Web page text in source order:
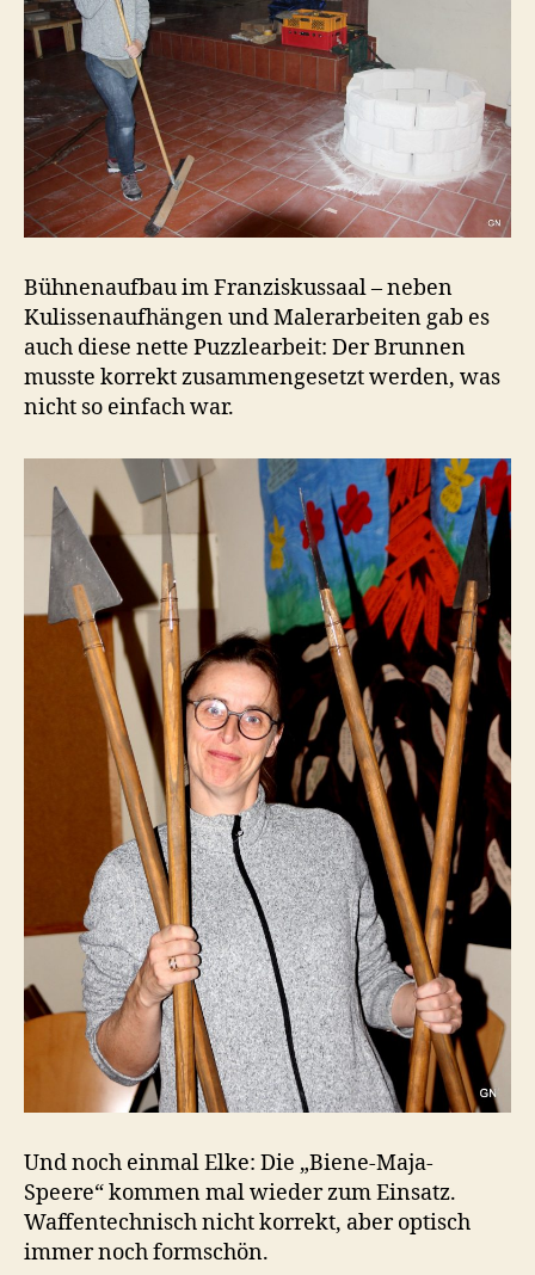
Bühnenaufbau im Franziskussaal – neben
Kulissenaufhängen und Malerarbeiten gab es
auch diese nette Puzzlearbeit: Der Brunnen
musste korrekt zusammengesetzt werden, was
nicht so einfach war.
Und noch einmal Elke: Die „Biene-Maja-
Speere“ kommen mal wieder zum Einsatz.
Waffentechnisch nicht korrekt, aber optisch
immer noch formschön.